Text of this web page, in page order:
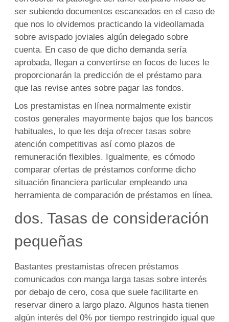
ser subiendo documentos escaneados en el caso de
que nos lo olvidemos practicando la videollamada
sobre avispado joviales algún delegado sobre
cuenta. En caso de que dicho demanda serí­a
aprobada, llegan a convertirse en focos de luces le
proporcionarán la predicción de el préstamo para
que las revise antes sobre pagar las fondos.
Los prestamistas en línea normalmente existir
costos generales mayormente bajos que los bancos
habituales, lo que les deja ofrecer tasas sobre
atención competitivas así­ como plazos de
remuneración flexibles. Igualmente, es cómodo
comparar ofertas de préstamos conforme dicho
situación financiera particular empleando una
herramienta de comparación de préstamos en línea.
dos. Tasas de consideración
pequeñas
Bastantes prestamistas ofrecen préstamos
comunicados con manga larga tasas sobre interés
por debajo de cero, cosa que suele facilitarte en
reservar dinero a largo plazo. Algunos hasta tienen
algún interés del 0% por tiempo restringido igual que